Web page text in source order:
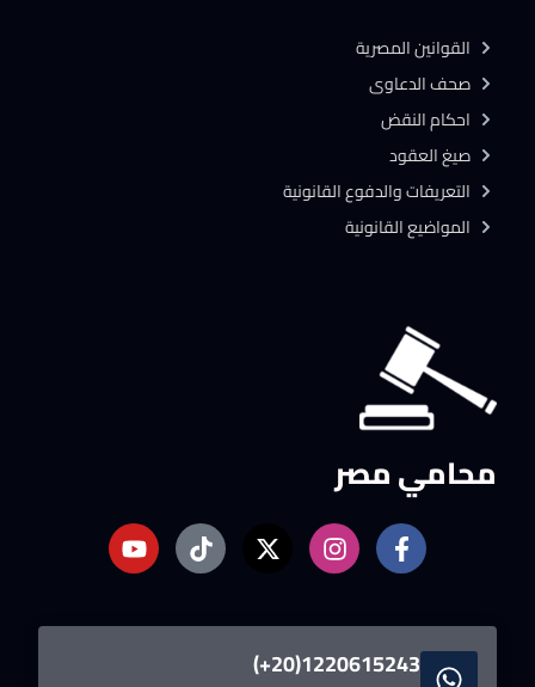
محامي مصر
1220615243(20+)
القوانين المصرية
صحف الدعاوى
احكام النقض
صيغ العقود
التعريفات والدفوع القانونية
المواضيع القانونية